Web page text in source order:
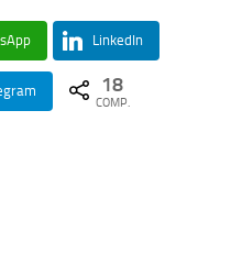
LinkedIn
18
COMP.